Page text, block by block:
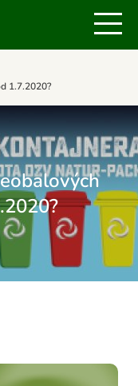
1.7.2020?